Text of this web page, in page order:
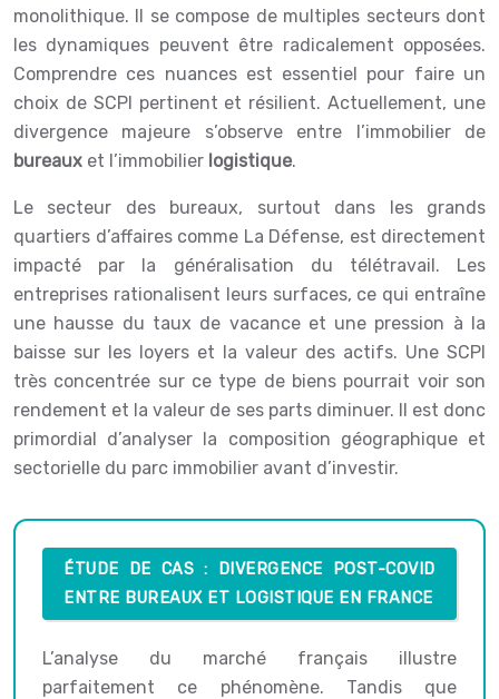
monolithique. Il se compose de multiples secteurs dont
les dynamiques peuvent être radicalement opposées.
Comprendre ces nuances est essentiel pour faire un
choix de SCPI pertinent et résilient. Actuellement, une
divergence majeure s’observe entre l’immobilier de
bureaux et l’immobilier logistique.
Le secteur des bureaux, surtout dans les grands
quartiers d’affaires comme La Défense, est directement
impacté par la généralisation du télétravail. Les
entreprises rationalisent leurs surfaces, ce qui entraîne
une hausse du taux de vacance et une pression à la
baisse sur les loyers et la valeur des actifs. Une SCPI
très concentrée sur ce type de biens pourrait voir son
rendement et la valeur de ses parts diminuer. Il est donc
primordial d’analyser la composition géographique et
sectorielle du parc immobilier avant d’investir.
ÉTUDE DE CAS : DIVERGENCE POST-COVID
ENTRE BUREAUX ET LOGISTIQUE EN FRANCE
L’analyse du marché français illustre
parfaitement ce phénomène. Tandis que